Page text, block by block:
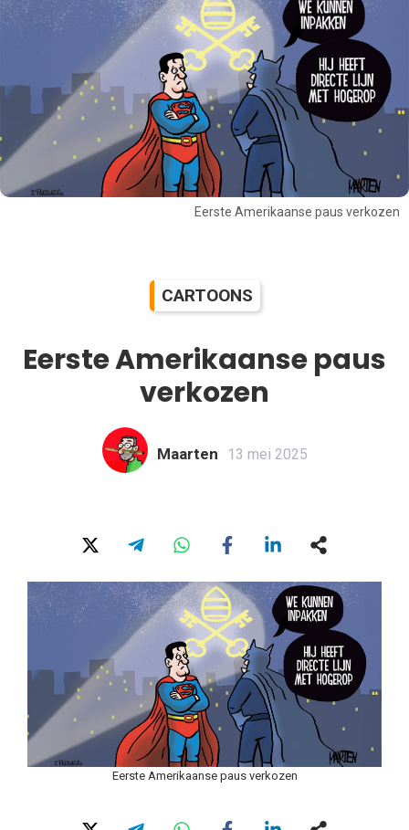
Eerste Amerikaanse paus verkozen
CARTOONS
Eerste Amerikaanse paus
verkozen
Maarten 13 mei 2025
Eerste Amerikaanse paus verkozen